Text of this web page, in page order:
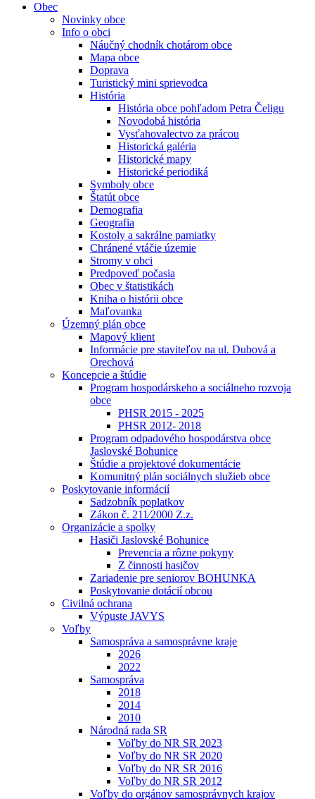
Obec
Novinky obce
Info o obci
Náučný chodník chotárom obce
Mapa obce
Doprava
Turistický mini sprievodca
História
História obce pohľadom Petra Čeligu
Novodobá história
Vysťahovalectvo za prácou
Historická galéria
Historické mapy
Historické periodiká
Symboly obce
Štatút obce
Demografia
Geografia
Kostoly a sakrálne pamiatky
Chránené vtáčie územie
Stromy v obci
Predpoveď počasia
Obec v štatistikách
Kniha o histórii obce
Maľovanka
Územný plán obce
Mapový klient
Informácie pre staviteľov na ul. Dubová a
Orechová
Koncepcie a štúdie
Program hospodárskeho a sociálneho rozvoja
obce
PHSR 2015 - 2025
PHSR 2012- 2018
Program odpadového hospodárstva obce
Jaslovské Bohunice
Štúdie a projektové dokumentácie
Komunitný plán sociálnych služieb obce
Poskytovanie informácií
Sadzobník poplatkov
Zákon č. 211⁄2000 Z.z.
Organizácie a spolky
Hasiči Jaslovské Bohunice
Prevencia a rôzne pokyny
Z činnosti hasičov
Zariadenie pre seniorov BOHUNKA
Poskytovanie dotácií obcou
Civilná ochrana
Výpuste JAVYS
Voľby
Samospráva a samosprávne kraje
2026
2022
Samospráva
2018
2014
2010
Národná rada SR
Voľby do NR SR 2023
Voľby do NR SR 2020
Voľby do NR SR 2016
Voľby do NR SR 2012
Voľby do orgánov samosprávnych krajov